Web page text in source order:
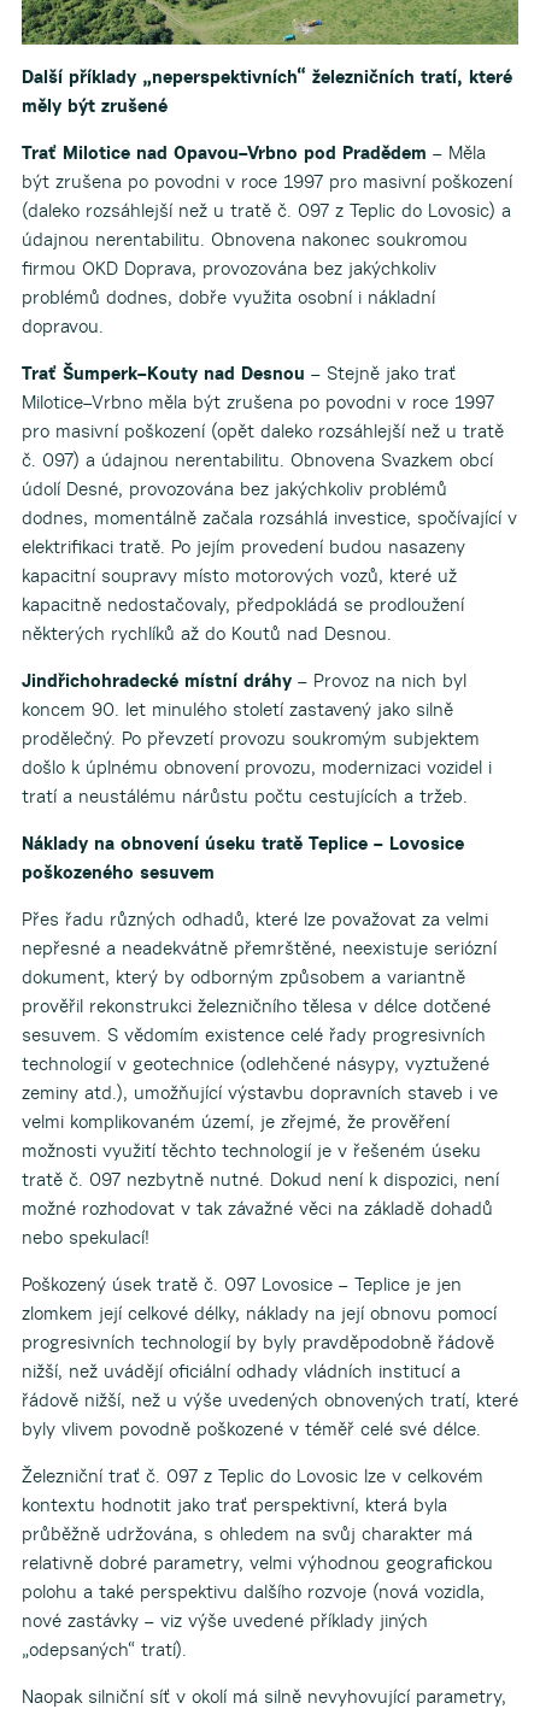
Další příklady „neperspektivních“ železničních tratí, které
měly být zrušené
Trať Milotice nad Opavou–Vrbno pod Pradědem – Měla
být zrušena po povodni v roce 1997 pro masivní poškození
(daleko rozsáhlejší než u tratě č. 097 z Teplic do Lovosic) a
údajnou nerentabilitu. Obnovena nakonec soukromou
firmou OKD Doprava, provozována bez jakýchkoliv
problémů dodnes, dobře využita osobní i nákladní
dopravou.
Trať Šumperk–Kouty nad Desnou – Stejně jako trať
Milotice–Vrbno měla být zrušena po povodni v roce 1997
pro masivní poškození (opět daleko rozsáhlejší než u tratě
č. 097) a údajnou nerentabilitu. Obnovena Svazkem obcí
údolí Desné, provozována bez jakýchkoliv problémů
dodnes, momentálně začala rozsáhlá investice, spočívající v
elektrifikaci tratě. Po jejím provedení budou nasazeny
kapacitní soupravy místo motorových vozů, které už
kapacitně nedostačovaly, předpokládá se prodloužení
některých rychlíků až do Koutů nad Desnou.
Jindřichohradecké místní dráhy– Provoz na nich byl
koncem 90. let minulého století zastavený jako silně
prodělečný. Po převzetí provozu soukromým subjektem
došlo k úplnému obnovení provozu, modernizaci vozidel i
tratí a neustálému nárůstu počtu cestujících a tržeb.
Náklady na obnovení úseku tratě Teplice – Lovosice
poškozeného sesuvem
Přes řadu různých odhadů, které lze považovat za velmi
nepřesné a neadekvátně přemrštěné, neexistuje seriózní
dokument, který by odborným způsobem a variantně
prověřil rekonstrukci železničního tělesa v délce dotčené
sesuvem. S vědomím existence celé řady progresivních
technologií v geotechnice (odlehčené násypy, vyztužené
zeminy atd.), umožňující výstavbu dopravních staveb i ve
velmi komplikovaném území, je zřejmé, že prověření
možnosti využití těchto technologií je v řešeném úseku
tratě č. 097 nezbytně nutné. Dokud není k dispozici, není
možné rozhodovat v tak závažné věci na základě dohadů
nebo spekulací!
Poškozený úsek tratě č. 097 Lovosice – Teplice je jen
zlomkem její celkové délky, náklady na její obnovu pomocí
progresivních technologií by byly pravděpodobně řádově
nižší, než uvádějí oficiální odhady vládních institucí a
řádově nižší, než u výše uvedených obnovených tratí, které
byly vlivem povodně poškozené v téměř celé své délce.
Železniční trať č. 097 z Teplic do Lovosic lze v celkovém
kontextu hodnotit jako trať perspektivní, která byla
průběžně udržována, s ohledem na svůj charakter má
relativně dobré parametry, velmi výhodnou geografickou
polohu a také perspektivu dalšího rozvoje (nová vozidla,
nové zastávky – viz výše uvedené příklady jiných
„odepsaných“ tratí).
Naopak silniční síť v okolí má silně nevyhovující parametry,